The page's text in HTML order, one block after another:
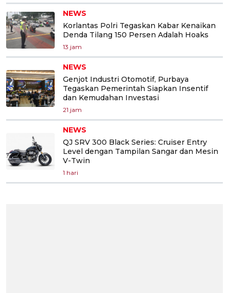
NEWS
Korlantas Polri Tegaskan Kabar Kenaikan
Denda Tilang 150 Persen Adalah Hoaks
13 jam
NEWS
Genjot Industri Otomotif, Purbaya
Tegaskan Pemerintah Siapkan Insentif
dan Kemudahan Investasi
21 jam
NEWS
QJ SRV 300 Black Series: Cruiser Entry
Level dengan Tampilan Sangar dan Mesin
V-Twin
1 hari